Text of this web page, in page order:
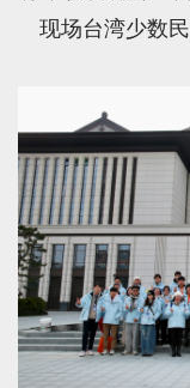
现场台湾少数